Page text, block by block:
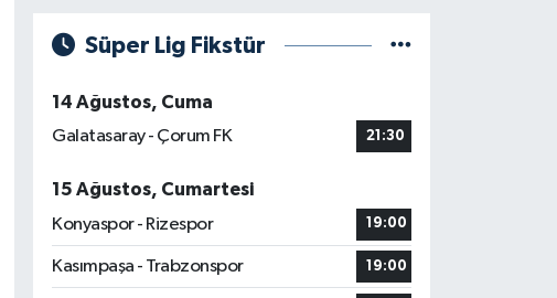
Süper Lig Fikstür
14 Ağustos, Cuma
Galatasaray - Çorum FK
21:30
15 Ağustos, Cumartesi
Konyaspor - Rizespor
19:00
Kasımpaşa - Trabzonspor 19:00